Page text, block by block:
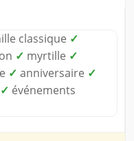
classique ✓
✓ myrtille ✓
✓ anniversaire ✓
✓ événements